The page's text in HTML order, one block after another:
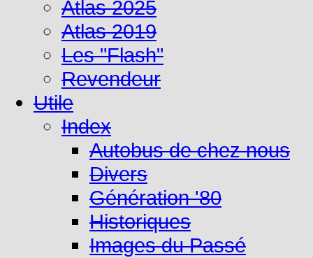
Atlas 2025
Atlas 2019
Les "Flash"
Revendeur
Utile
Index
Autobus de chez nous
Divers
Génération '80
Historiques
Images du Passé